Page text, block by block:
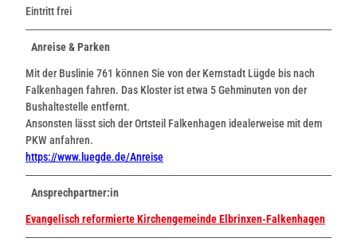
Eintritt frei
Anreise & Parken
Mit der Buslinie 761 können Sie von der Kernstadt Lügde bis nach
Falkenhagen fahren. Das Kloster ist etwa 5 Gehminuten von der
Bushaltestelle entfernt.
Ansonsten lässt sich der Ortsteil Falkenhagen idealerweise mit dem
PKW anfahren.
https://www.luegde.de/Anreise
Ansprechpartner:in
Evangelisch reformierte Kirchengemeinde Elbrinxen-Falkenhagen